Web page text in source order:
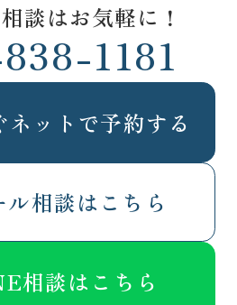
談はお気軽に！
1181
ネットで予約する
ル相談はこちら
相談はこちら